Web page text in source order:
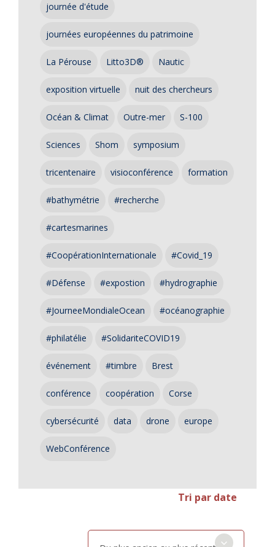
journée d'étude
journées européennes du patrimoine
La Pérouse Litto3D® Nautic
exposition virtuelle nuit des chercheurs
Océan & Climat Outre-mer S-100
Sciences Shom symposium
tricentenaire visioconférence formation
#bathymétrie #recherche
#cartesmarines
#CoopérationInternationale #Covid_19
#Défense #expostion #hydrographie
#JourneeMondialeOcean #océanographie
#philatélie #SolidariteCOVID19
événement #timbre Brest
conférence coopération Corse
cybersécurité data drone europe
WebConférence
Tri par date